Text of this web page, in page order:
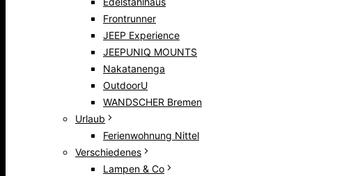
Frontrunner
JEEP Experience
JEEPUNIQ MOUNTS
Nakatanenga
OutdoorU
WANDSCHER Bremen
Urlaub
Ferienwohnung Nittel
Verschiedenes
Lampen & Co